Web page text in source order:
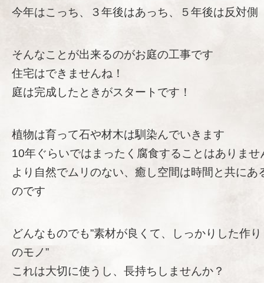
今年はこっち、３年後はあっち、５年後は反対側
そんなことが出来るのがお庭の工事です
住宅はできませんね！
庭は完成したときがスタートです！
植物は育って石や材木は馴染んでいきます
10年ぐらいではまったく腐食することはありませ
より自然でムリのない、癒し空間は時間と共にあ
のです
どんなものでも”素材が良くて、しっかりした作り
のモノ”
これは大切に使うし、長持ちしませんか？